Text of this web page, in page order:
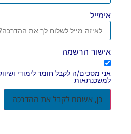
אימייל
אישור הרשמה
אני מסכים/ה לקבל חומר לימודי
למשכנתאות
כן, אשמח לקבל את ההדרכה